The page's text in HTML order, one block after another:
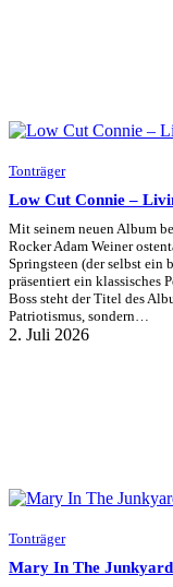
Tonträger
Low Cut Connie –
Mit seinem neuen Album
Rocker Adam Weiner
Springsteen (der selbst ein
präsentiert ein klassisches
Boss steht der Titel des
Patriotismus, sondern…
2. Juli 2026
Tonträger
Mary In The